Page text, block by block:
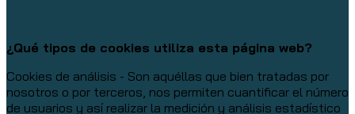
¿Qué tipos de cookies utiliza esta página web?
Cookies de análisis - Son aquéllas que bien tratadas por
nosotros o por terceros, nos permiten cuantificar el número
de usuarios y así realizar la medición y análisis estadístico